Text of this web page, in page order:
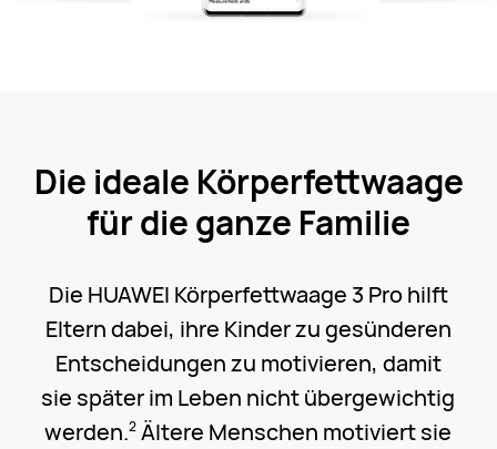
Die ideale Körperfettwaage
für die ganze Familie
Die HUAWEI Körperfettwaage 3 Pro hilft
Eltern dabei, ihre Kinder zu gesünderen
Entscheidungen zu motivieren, damit
sie später im Leben nicht übergewichtig
werden.2 Ältere Menschen motiviert sie